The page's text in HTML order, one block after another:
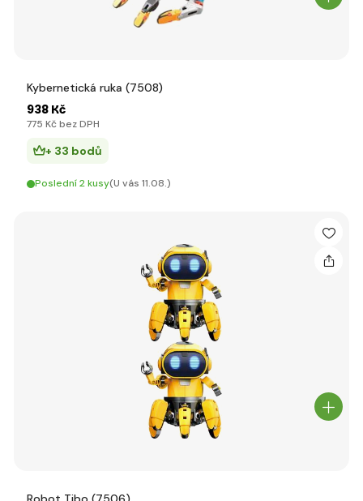
Kybernetická ruka (7508)
938 Kč
775 Kč bez DPH
+ 33 bodů
Poslední 2 kusy(U vás 11.08.)